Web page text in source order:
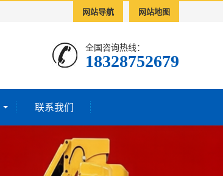
网站导航 网站地图
全国咨询热线：
18328752679
联系我们